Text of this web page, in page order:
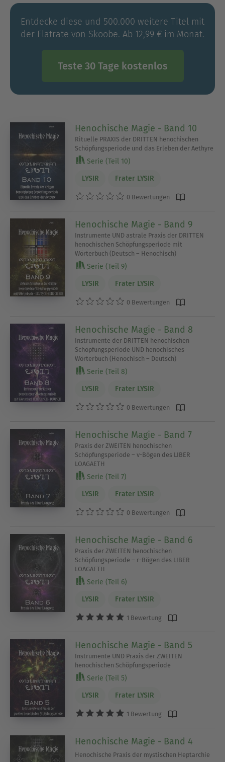
Entdecke diese und 500.000 weitere Titel mit
der Flatrate von Skoobe. Ab 12,99 € im Monat.
Teste 30 Tage kostenlos
Henochische Magie - Band 10
Rituelle PRAXIS der DRITTEN henochischen
Schöpfungsperiode und das Erleben der Aethyre
Serie (Teil 10)
LYSIR Frater LYSIR
0 Bewertungen
Henochische Magie - Band 9
Instrumente UND astrale Praxis der DRITTEN
henochischen Schöpfungsperiode mit
Wörterbuch (Deutsch – Henochisch)
Serie (Teil 9)
LYSIR Frater LYSIR
0 Bewertungen
Henochische Magie - Band 8
Instrumente der DRITTEN henochischen
Schöpfungsperiode UND henochisches
Wörterbuch (Henochisch – Deutsch)
Serie (Teil 8)
LYSIR Frater LYSIR
0 Bewertungen
Henochische Magie - Band 7
Praxis der ZWEITEN henochischen
Schöpfungsperiode – v-Bögen des LIBER
LOAGAETH
Serie (Teil 7)
LYSIR Frater LYSIR
0 Bewertungen
Henochische Magie - Band 6
Praxis der ZWEITEN henochischen
Schöpfungsperiode – r-Bögen des LIBER
LOAGAETH
Serie (Teil 6)
LYSIR Frater LYSIR
1 Bewertung
Henochische Magie - Band 5
Instrumente UND Praxis der ZWEITEN
henochischen Schöpfungsperiode
Serie (Teil 5)
LYSIR Frater LYSIR
1 Bewertung
Henochische Magie - Band 4
Henochische Praxis der mystischen Heptarchie